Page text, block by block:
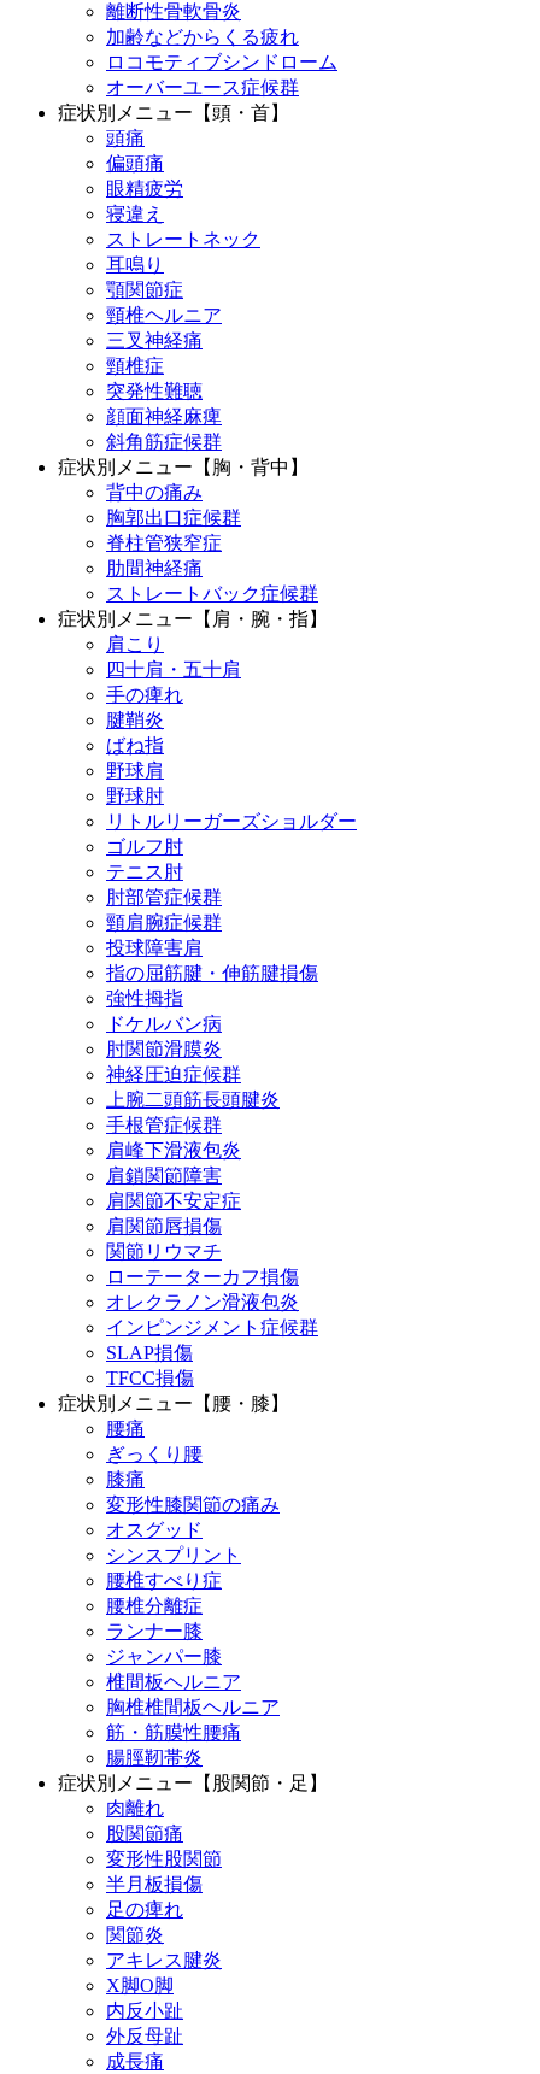
離断性骨軟骨炎
加齢などからくる疲れ
ロコモティブシンドローム
オーバーユース症候群
症状別メニュー【頭・首】
頭痛
偏頭痛
眼精疲労
寝違え
ストレートネック
耳鳴り
顎関節症
頸椎ヘルニア
三叉神経痛
頸椎症
突発性難聴
顔面神経麻痺
斜角筋症候群
症状別メニュー【胸・背中】
背中の痛み
胸郭出口症候群
脊柱管狭窄症
肋間神経痛
ストレートバック症候群
症状別メニュー【肩・腕・指】
肩こり
四十肩・五十肩
手の痺れ
腱鞘炎
ばね指
野球肩
野球肘
リトルリーガーズショルダー
ゴルフ肘
テニス肘
肘部管症候群
頸肩腕症候群
投球障害肩
指の屈筋腱・伸筋腱損傷
強性拇指
ドケルバン病
肘関節滑膜炎
神経圧迫症候群
上腕二頭筋長頭腱炎
手根管症候群
肩峰下滑液包炎
肩鎖関節障害
肩関節不安定症
肩関節唇損傷
関節リウマチ
ローテーターカフ損傷
オレクラノン滑液包炎
インピンジメント症候群
SLAP損傷
TFCC損傷
症状別メニュー【腰・膝】
腰痛
ぎっくり腰
膝痛
変形性膝関節の痛み
オスグッド
シンスプリント
腰椎すべり症
腰椎分離症
ランナー膝
ジャンパー膝
椎間板ヘルニア
胸椎椎間板ヘルニア
筋・筋膜性腰痛
腸脛靭帯炎
症状別メニュー【股関節・足】
肉離れ
股関節痛
変形性股関節
半月板損傷
足の痺れ
関節炎
アキレス腱炎
X脚O脚
内反小趾
外反母趾
成長痛